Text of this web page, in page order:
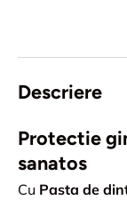
Descriere
Protectie
sanatos
Cu Pasta de